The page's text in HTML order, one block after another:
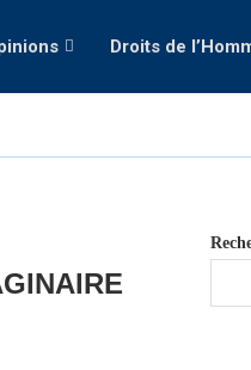
Droits de